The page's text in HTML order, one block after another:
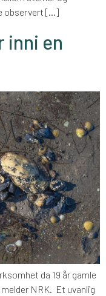
observert […]
inni en
da 19 år gamle
NRK. Et uvanlig